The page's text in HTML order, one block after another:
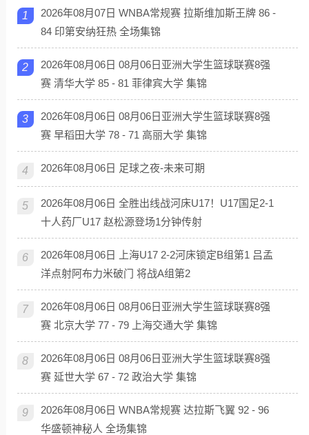
1
2026年08月07日 WNBA常规赛 拉斯维加斯王牌 86 -
84 印第安纳狂热 全场集锦
2
2026年08月06日 08月06日亚洲大学生篮球联赛8强
赛 清华大学 85 - 81 菲律宾大学 集锦
3
2026年08月06日 08月06日亚洲大学生篮球联赛8强
赛 早稻田大学 78 - 71 高丽大学 集锦
4 2026年08月06日 足球之夜-未来可期
5
2026年08月06日 全胜出线战河床U17！U17国足2-1
十人药厂U17 赵松源登场1分钟传射
6
2026年08月06日 上海U17 2-2河床锁定B组第1 吕孟
洋点射阿布力米破门 将战A组第2
7
2026年08月06日 08月06日亚洲大学生篮球联赛8强
赛 北京大学 77 - 79 上海交通大学 集锦
8
2026年08月06日 08月06日亚洲大学生篮球联赛8强
赛 延世大学 67 - 72 政治大学 集锦
9
2026年08月06日 WNBA常规赛 达拉斯飞翼 92 - 96
华盛顿神秘人 全场集锦